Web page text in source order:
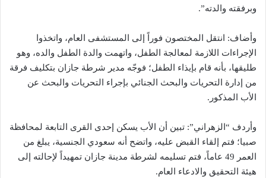
وبرفقته والدته”.
وأضاف: انتقل المختصون فوراً إلى المستشفى العام، واتخذوا
الإجراءات اللازمة لمعالجة الطفل، واتهمت والدة الطفل والده، وهو
طليقها، بأنه قام بإيذاء الطفل؛ فوجّه مدير شرطة جازان بتكليف فرقة
من إدارة التحريات والبحث الجنائي بإجراء التحريات والبحث عن
الأب المذكور.
وأردف “الزهراني”: تبين أن الأب يسكن إحدى القرى التابعة لمحافظة
صبيا؛ فتم إلقاء القبض عليه، واتضح أنه سعودي الجنسية، يبلغ من
العمر 49 عاماً، فتم تسليمه لشرطة مدينة جازان تمهيداً لإحالته إلى
هيئة التحقيق والادعاء العام.